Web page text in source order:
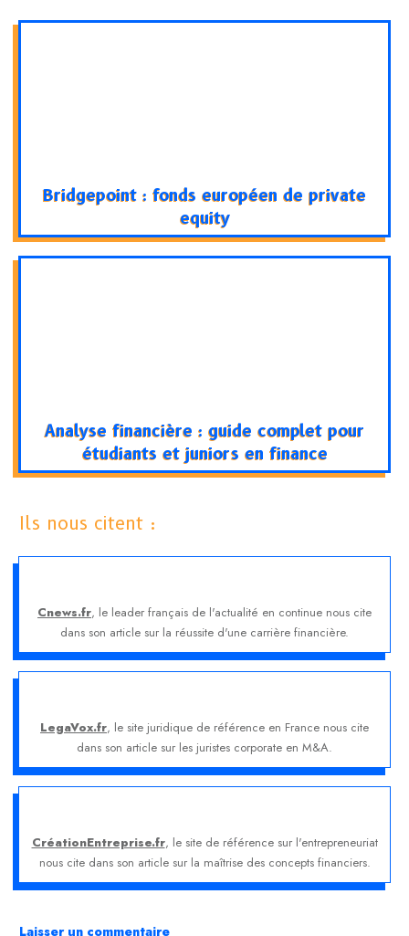
Bridgepoint : fonds européen de private
equity
Analyse financière : guide complet pour
étudiants et juniors en finance
Ils nous citent :
Cnews.fr, le leader français de l'actualité en continue nous cite
dans son article sur la réussite d'une carrière financière.
LegaVox.fr, le site juridique de référence en France nous cite
dans son article sur les juristes corporate en M&A.
CréationEntreprise.fr, le site de référence sur l'entrepreneuriat
nous cite dans son article sur la maîtrise des concepts financiers.
Laisser un commentaire